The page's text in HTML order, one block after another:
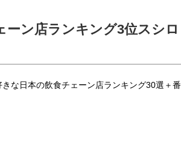
ン店ランキング3位スシロ
な日本の飲食チェーン店ランキング30選＋番